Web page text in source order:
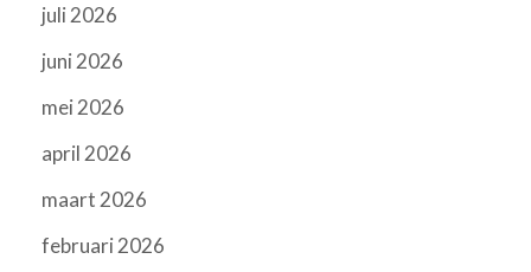
juli 2026
juni 2026
mei 2026
april 2026
maart 2026
februari 2026